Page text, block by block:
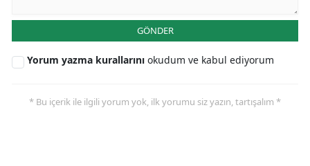
GÖNDER
Yorum yazma kurallarını okudum ve kabul ediyorum
* Bu içerik ile ilgili yorum yok, ilk yorumu siz yazın, tartışalım *